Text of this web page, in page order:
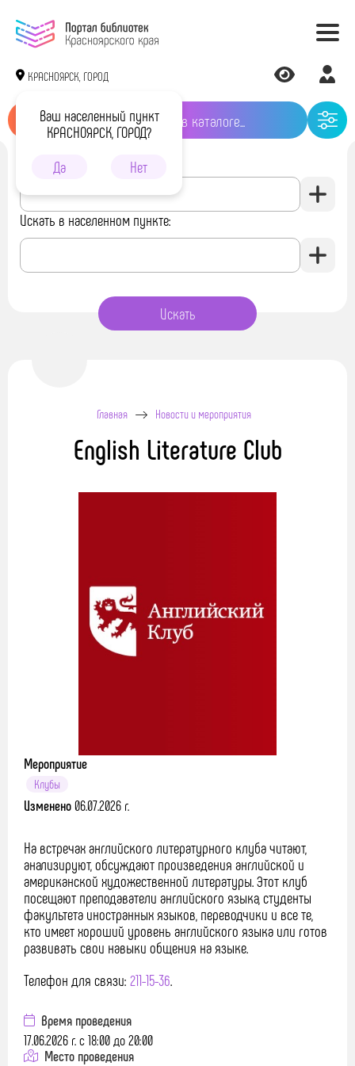
КРАСНОЯРСК, ГОРОД
Ваш населенный пункт
КРАСНОЯРСК, ГОРОД?
Да
Нет
Искать в библиотеке:
Искать в населенном пункте:
Главная Новости и мероприятия
English Literature Club
Мероприятие
Клубы
Изменено06.07.2026 г.
На встречах английского литературного клуба читают,
анализируют, обсуждают произведения английской и
американской художественной литературы. Этот клуб
посещают преподаватели английского языка, студенты
факультета иностранных языков, переводчики и все те,
кто имеет хороший уровень английского языка или готов
развивать свои навыки общения на языке.
Телефон для связи: 211-15-36.
Время проведения
17.06.2026 г. с 18:00 до 20:00
Место проведения